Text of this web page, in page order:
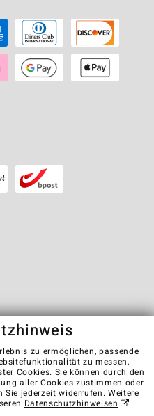
Cookies
Impressum
widerrufen
zu ermöglichen, passende
zu messen,
Cookies. Sie können durch den
aller Cookies zustimmen oder
Sie jederzeit widerrufen. Weitere
Datenschutzhinweisen .